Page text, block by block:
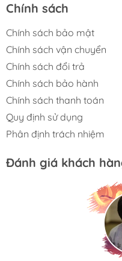
Chính sách
Chính sách bảo mật
Chính sách vận chuyển
Chính sách đổi trả
Chính sách bảo hành
Chính sách thanh toán
Quy định sử dụng
Phân định trách nhiệm
Đánh giá khách